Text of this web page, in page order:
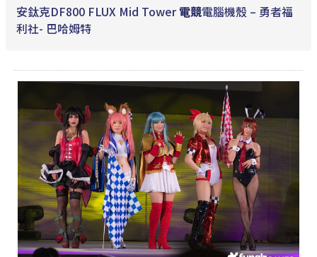
安鈦克DF800 FLUX Mid Tower電競電腦機殼 – 勇者福
利社- 巴哈姆特